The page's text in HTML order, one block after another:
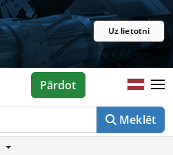
Uz lietotni
Meklēt
Pārdot